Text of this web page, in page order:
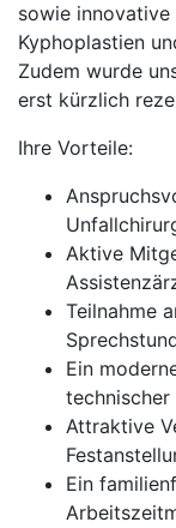
sowie
Kyphoplastien
Zudem wurde
erst kürzlich
Ihre Vorteile:
Aktive
Teilnahme
Ein
Attraktive
Ein